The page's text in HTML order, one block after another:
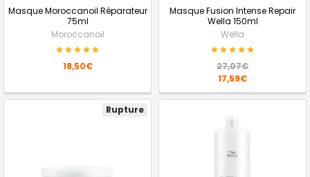
Masque Moroccanoil Réparateur
75ml
Moroccanoil
18,50€
Masque Fusion Intense Repair
Wella 150ml
Wella
27,07€
17,59€
Rupture